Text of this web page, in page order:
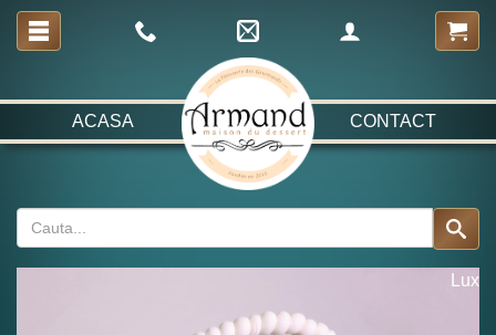
ACASA CONTACT
Lux